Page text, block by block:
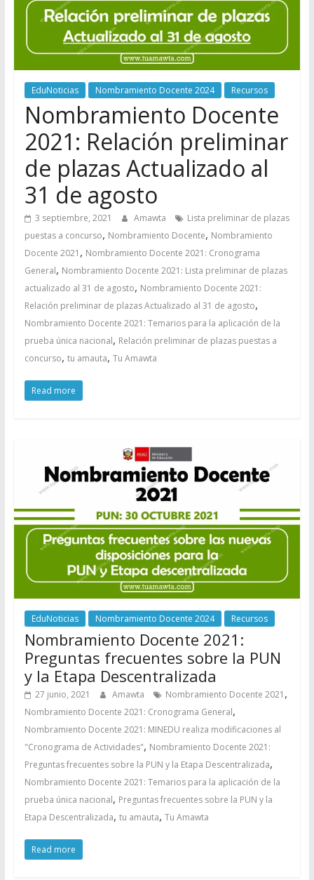
EduNoticias Nombramiento Docente 2024 Recursos
Nombramiento Docente
2021: Relación preliminar
de plazas Actualizado al
31 de agosto
3 septiembre, 2021 Amawta
Lista preliminar de plazas
puestas a concurso, Nombramiento Docente, Nombramiento
Docente 2021 , Nombramiento Docente 2021: Cronograma
General, Nombramiento Docente 2021: Lista preliminar de plazas
actualizado al 31 de agosto, Nombramiento Docente 2021:
Relación preliminar de plazas Actualizado al 31 de agosto,
Nombramiento Docente 2021: Temarios para la aplicación de la
prueba única nacional, Relación preliminar de plazas puestas a
concurso, tu amauta, Tu Amawta
Read more
EduNoticias Nombramiento Docente 2024 Recursos
Nombramiento Docente 2021:
Preguntas frecuentes sobre la PUN
y la Etapa Descentralizada
27 junio, 2021 Amawta Nombramiento Docente 2021 ,
Nombramiento Docente 2021: Cronograma General,
Nombramiento Docente 2021: MINEDU realiza modificaciones al
"Cronograma de Actividades", Nombramiento Docente 2021:
Preguntas frecuentes sobre la PUN y la Etapa Descentralizada,
Nombramiento Docente 2021: Temarios para la aplicación de la
prueba única nacional, Preguntas frecuentes sobre la PUN y la
Etapa Descentralizada, tu amauta, Tu Amawta
Read more